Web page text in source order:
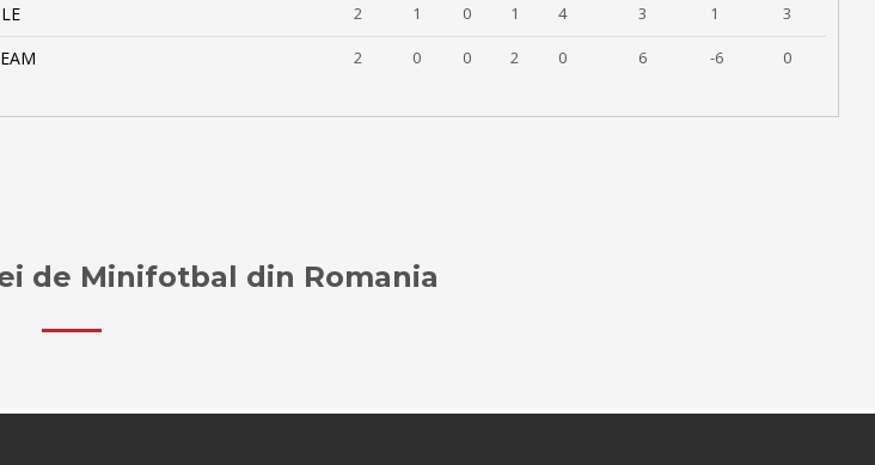
2 1 0 1 4 3 1 3
2 0 0 2 0 6 -6 0
de Minifotbal din Romania